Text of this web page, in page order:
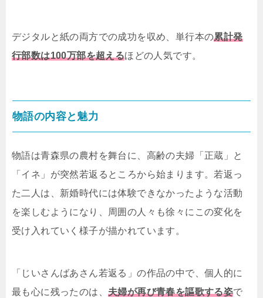
デジタルと紙の両方での成功を収め、単行本の累計発
行部数は100万部を超えるほどの人気です。
物語の内容と魅力
物語は青森県の農村を舞台に、高齢の夫婦「正蔵」と
「イネ」が突然若返るところから始まります。若返っ
た二人は、新婚時代には体験できなかったような活動
を楽しむようになり、周囲の人々も徐々にこの変化を
受け入れていく様子が描かれています。
「じいさんばあさん若返る」の作品の中で、個人的に
最も心に残ったのは、 夫婦が再び青春を謳歌する姿で